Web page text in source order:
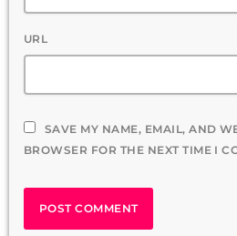
URL
SAVE MY NAME, EMAIL, AND
BROWSER FOR THE NEXT TIME I